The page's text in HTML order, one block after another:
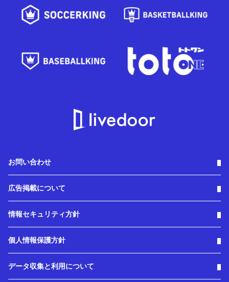
お問い合わせ
広告掲載について
情報セキュリティ方針
個人情報保護方針
データ収集と利用について